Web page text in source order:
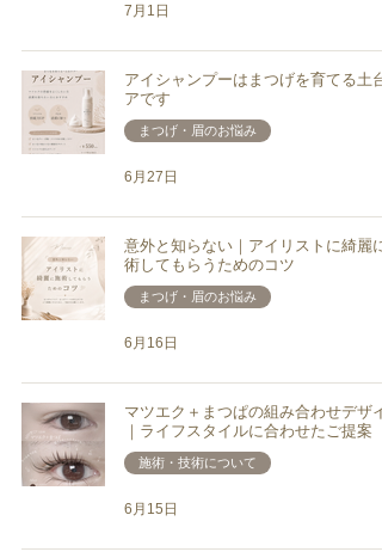
7月1日
アイシャンプーはまつげを育てる土
アです
まつげ・眉のお悩み
6月27日
意外と知らない｜アイリストに綺麗
術してもらうためのコツ
まつげ・眉のお悩み
6月16日
マツエク＋まつぱの組み合わせデザ
｜ライフスタイルに合わせたご提案
施術・技術について
6月15日